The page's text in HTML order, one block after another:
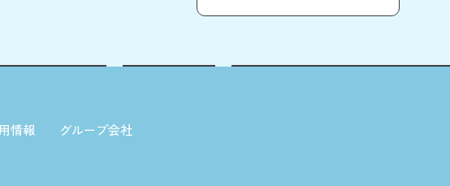
情報
グループ会社